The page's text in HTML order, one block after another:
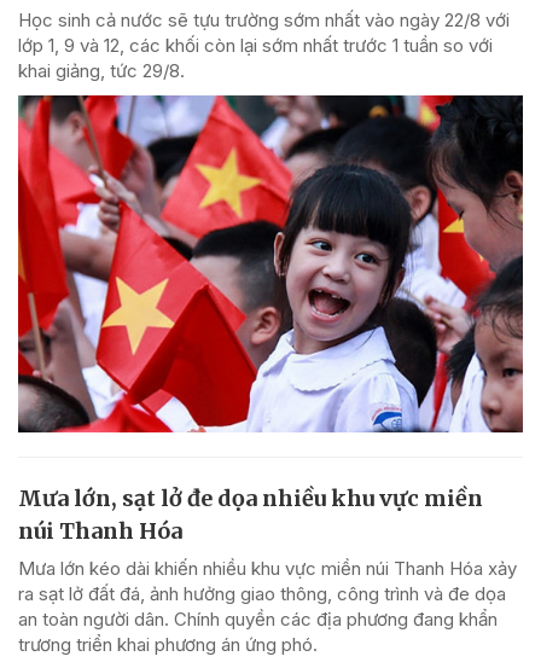
Học sinh cả nước sẽ tựu trường sớm nhất vào ngày 22/8 với
lớp 1, 9 và 12, các khối còn lại sớm nhất trước 1 tuần so với
khai giảng, tức 29/8.
Mưa lớn, sạt lở đe dọa nhiều khu vực miền
núi Thanh Hóa
Mưa lớn kéo dài khiến nhiều khu vực miền núi Thanh Hóa xảy
ra sạt lở đất đá, ảnh hưởng giao thông, công trình và đe dọa
an toàn người dân. Chính quyền các địa phương đang khẩn
trương triển khai phương án ứng phó.